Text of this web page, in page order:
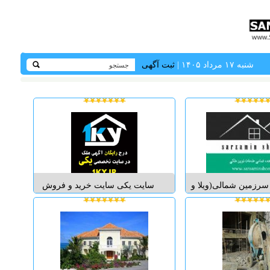
شنبه ۱۷ مرداد ۱۴۰۵ | ثبت آگهی
سرزمین شمالی(ویلا و
املاکی مدرن و مبتنی
بین المللی در رشت
مشاور رایگان خرید
املاک در گیلان با
ابداع راهکارهایی ...
سایت یکی سایت خرید و فروش
ملک و آگهی رایگان ملک و خرید و
فروش آپارتمان و رهن و اجاره ملک
در تهران و شهرهای ایران میباشد...